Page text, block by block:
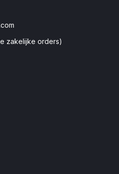
zakelijke orders)